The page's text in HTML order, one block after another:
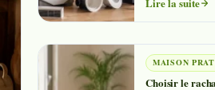
MAISON
Choisir le